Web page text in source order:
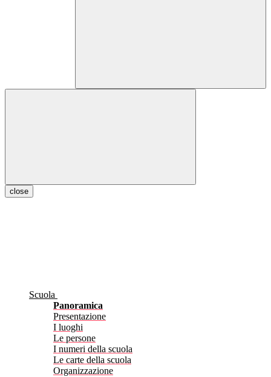
close
Scuola
Panoramica
Presentazione
I luoghi
Le persone
I numeri della scuola
Le carte della scuola
Organizzazione